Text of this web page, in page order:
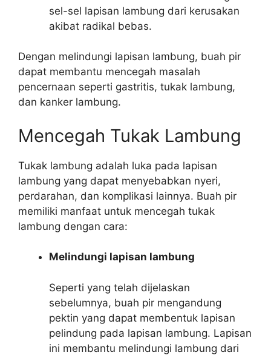
sel-sel lapisan lambung dari kerusakan
akibat radikal bebas.
Dengan melindungi lapisan lambung, buah pir
dapat membantu mencegah masalah
pencernaan seperti gastritis, tukak lambung,
dan kanker lambung.
Mencegah Tukak Lambung
Tukak lambung adalah luka pada lapisan
lambung yang dapat menyebabkan nyeri,
perdarahan, dan komplikasi lainnya. Buah pir
memiliki manfaat untuk mencegah tukak
lambung dengan cara:
Melindungi lapisan lambung
Seperti yang telah dijelaskan
sebelumnya, buah pir mengandung
pektin yang dapat membentuk lapisan
pelindung pada lapisan lambung. Lapisan
ini membantu melindungi lambung dari